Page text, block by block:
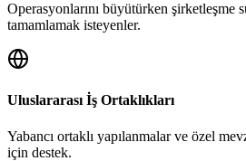
Operasyonlarını büyütürken şirketleşme
tamamlamak isteyenler.
Uluslararası İş Ortaklıkları
Yabancı ortaklı yapılanmalar ve özel
için destek.